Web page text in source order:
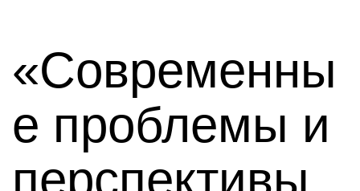
«Современны
е проблемы и
перспективы